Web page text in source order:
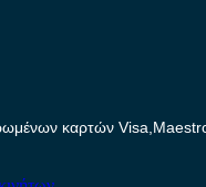
καρτών